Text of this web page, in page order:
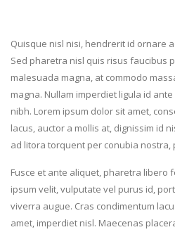
Quisque nisl nisi, hendrerit id ornare
Sed pharetra nisl quis risus faucibus
malesuada magna, at commodo
magna. Nullam imperdiet ligula id
nibh. Lorem ipsum dolor sit amet,
lacus, auctor a mollis at, dignissim id
ad litora torquent per conubia nostra,
Fusce et ante aliquet, pharetra libero
ipsum velit, vulputate vel purus id,
viverra augue. Cras condimentum
amet, imperdiet nisl. Maecenas